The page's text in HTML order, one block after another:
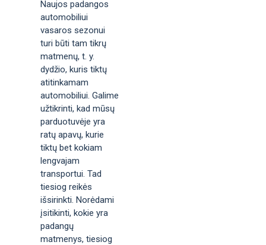
Naujos padangos
automobiliui
vasaros sezonui
turi būti tam tikrų
matmenų, t. y.
dydžio, kuris tiktų
atitinkamam
automobiliui. Galime
užtikrinti, kad mūsų
parduotuvėje yra
ratų apavų, kurie
tiktų bet kokiam
lengvajam
transportui. Tad
tiesiog reikės
išsirinkti. Norėdami
įsitikinti, kokie yra
padangų
matmenys, tiesiog